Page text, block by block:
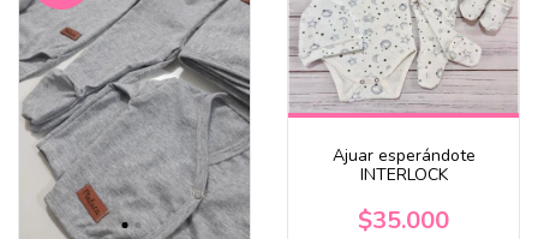
Ajuar esperándote
INTERLOCK
$35.000